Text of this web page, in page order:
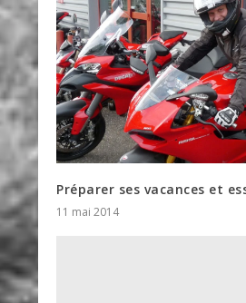
Préparer ses vacances et
11 mai 2014